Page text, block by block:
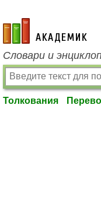
academic.ru
Словари и
Толкования